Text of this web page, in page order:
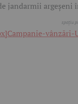
jandarmii